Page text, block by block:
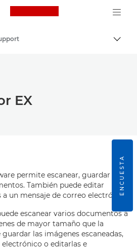
Canon Logo, back
EX
permite escanear, guardar e
También puede editar
un mensaje de correo electrónico.
escanear varios documentos a
de mayor tamaño que la
las imágenes escaneadas,
o editarlas e
ENCUESTA